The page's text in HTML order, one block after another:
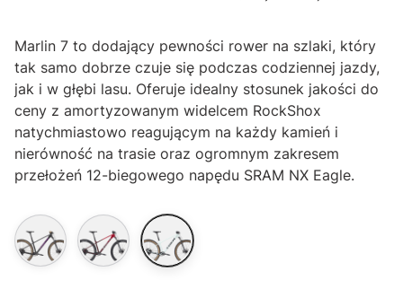
Marlin 7 to dodający pewności rower na szlaki, który
tak samo dobrze czuje się podczas codziennej jazdy,
jak i w głębi lasu. Oferuje idealny stosunek jakości do
ceny z amortyzowanym widelcem RockShox
natychmiastowo reagującym na każdy kamień i
nierówność na trasie oraz ogromnym zakresem
przełożeń 12-biegowego napędu SRAM NX Eagle.